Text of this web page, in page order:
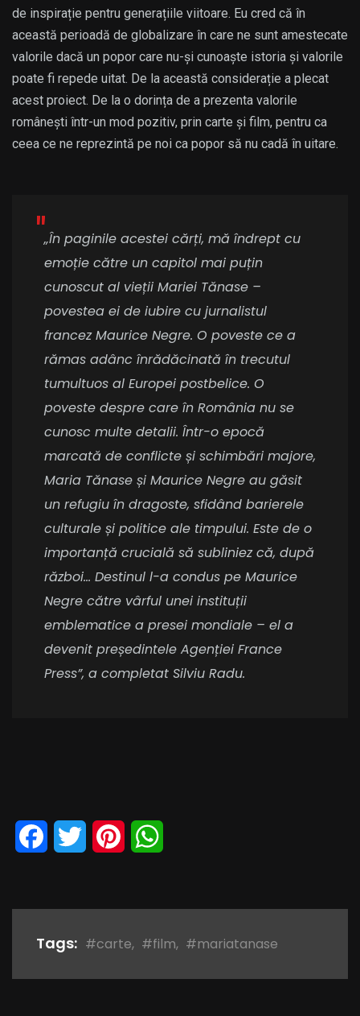
de inspirație pentru generațiile viitoare. Eu cred că în
această perioadă de globalizare în care ne sunt amestecate
valorile dacă un popor care nu-și cunoaște istoria și valorile
poate fi repede uitat. De la această considerație a plecat
acest proiect. De la o dorința de a prezenta valorile
românești într-un mod pozitiv, prin carte și film, pentru ca
ceea ce ne reprezintă pe noi ca popor să nu cadă în uitare.
„În paginile acestei cărți, mă îndrept cu
emoție către un capitol mai puțin
cunoscut al vieții Mariei Tănase –
povestea ei de iubire cu jurnalistul
francez Maurice Negre. O poveste ce a
rămas adânc înrădăcinată în trecutul
tumultuos al Europei postbelice. O
poveste despre care în România nu se
cunosc multe detalii. Într-o epocă
marcată de conflicte și schimbări majore,
Maria Tănase și Maurice Negre au găsit
un refugiu în dragoste, sfidând barierele
culturale și politice ale timpului. Este de o
importanță crucială să subliniez că, după
război… Destinul l-a condus pe Maurice
Negre către vârful unei instituții
emblematice a presei mondiale – el a
devenit președintele Agenției France
Press”, a completat Silviu Radu.
Facebook
Twitter Pinterest
Tags: #carte, #film, #mariatanase